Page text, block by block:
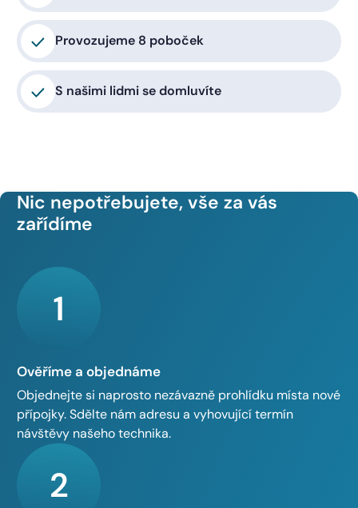
Provozujeme 8 poboček
S našimi lidmi se domluvíte
Nic nepotřebujete, vše za vás
zařídíme
1
Ověříme a objednáme
Objednejte si naprosto nezávazně prohlídku místa nové
přípojky. Sdělte nám adresu a vyhovující termín
návštěvy našeho technika.
2